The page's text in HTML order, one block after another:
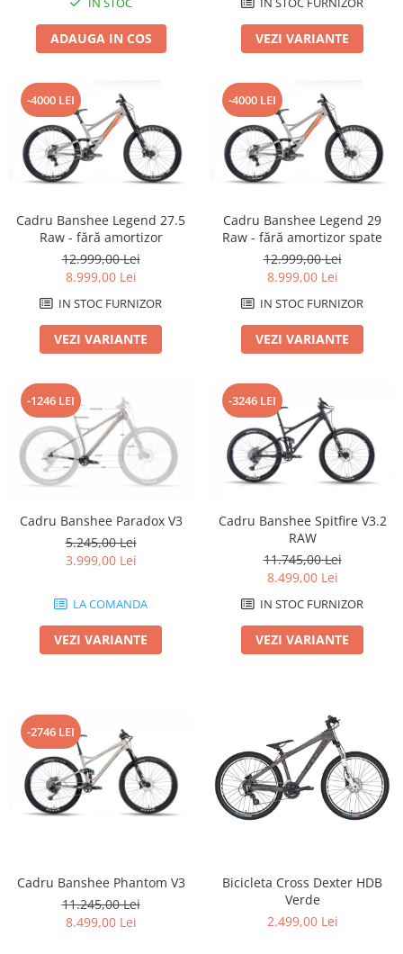
Manete tije telescopice
Tije fixe
Tubeless și soluții anti-pană
Amortizoare spate
Arcuri
Groupset
ADAUGA IN COS VEZI VARIANTE
-4000 LEI
Cadru Banshee Legend 27.5
Raw - fără amortizor
12.999,00 Lei
8.999,00 Lei
IN STOC FURNIZOR
VEZI VARIANTE
-4000 LEI
Cadru Banshee Legend 29
Raw - fără amortizor spate
12.999,00 Lei
8.999,00 Lei
IN STOC FURNIZOR
VEZI VARIANTE
-1246 LEI
Cadru Banshee Paradox V3
5.245,00 Lei
3.999,00 Lei
LA COMANDA
VEZI VARIANTE
-3246 LEI
Cadru Banshee Spitfire V3.2
RAW
11.745,00 Lei
8.499,00 Lei
IN STOC FURNIZOR
VEZI VARIANTE
-2746 LEI
Cadru Banshee Phantom V3
11.245,00 Lei
8.499,00 Lei
Bicicleta Cross Dexter HDB
Verde
2.499,00 Lei